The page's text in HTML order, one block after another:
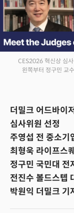
CES2026 혁신상 심
왼쪽부터 정구민 교
더밀크 어드바이
심사위원 선정
주영섭 전 중소기
최형욱 라이프스
정구민 국민대 전
전진수 볼드스텝
박원익 더밀크 기